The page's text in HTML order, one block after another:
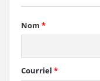
Nom *
Courriel *